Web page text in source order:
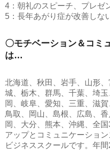
4：朝礼のスピーチ、プレゼ
5：長年あがり症が改善しな
〇モチベーション＆コミ
は…
北海道、秋田、岩手、山形
城、栃木、群馬、千葉、埼
岡、岐阜、愛知、三重、滋
鳥取、岡山、島根、広島、
岡、大分、熊本、沖縄、全
アップとコミュニケーショ
ビジネススクールです。年